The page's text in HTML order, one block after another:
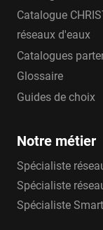
Catalogue
réseaux d'eaux
Catalogues
Glossaire
Guides de choix
Notre métier
Spécialiste
Spécialiste
Spécialiste